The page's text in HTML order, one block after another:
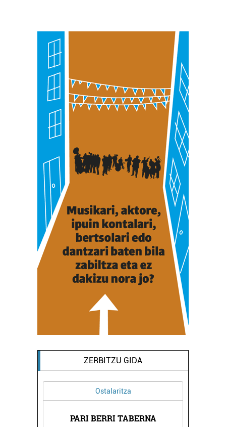
ZERBITZU GIDA
Ostalaritza
PARI BERRI TABERNA